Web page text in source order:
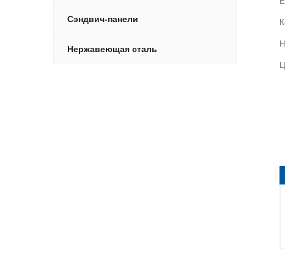
Сэндвич-панели
Нержавеющая сталь